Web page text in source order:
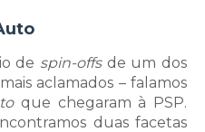
de spin-offsde um dos
aclamados – falamos
que chegaram à PSP.
duas facetas